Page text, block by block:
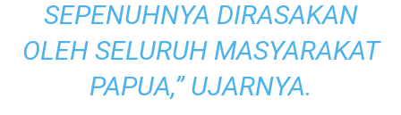
SEPENUHNYA DIRASAKAN
OLEH SELURUH MASYARAKAT
PAPUA,” UJARNYA.